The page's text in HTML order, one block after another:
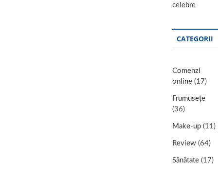
celebre
CATEGORII
Comenzi
online(17)
Frumusețe
(36)
Make-up(11)
Review(64)
Sănătate(17)